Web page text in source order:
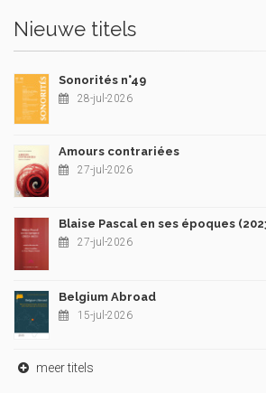
Nieuwe titels
Sonorités n°49
28-jul-2026
Amours contrariées
27-jul-2026
Blaise Pascal en ses époques
27-jul-2026
Belgium Abroad
15-jul-2026
meer titels